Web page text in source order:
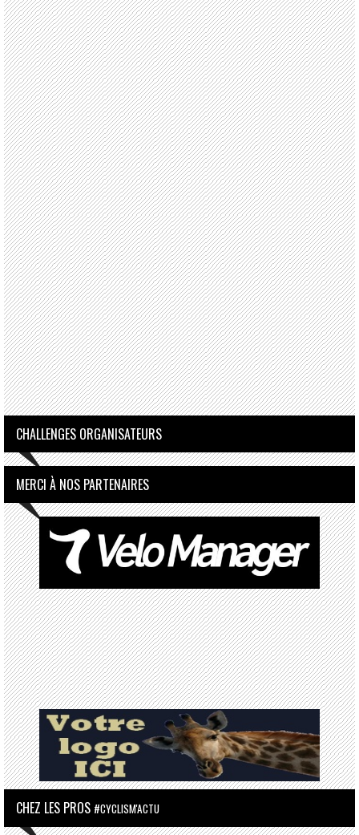
CHALLENGES ORGANISATEURS
MERCI À NOS PARTENAIRES
CHEZ LES PROS #CYCLISM'ACTU